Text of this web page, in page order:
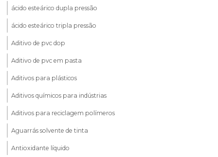
ácido esteárico dupla pressão
ácido esteárico tripla pressão
Aditivo de pvc dop
Aditivo de pvc em pasta
Aditivos para plásticos
Aditivos químicos para indústrias
Aditivos para reciclagem polímeros
Aguarrás solvente de tinta
Antioxidante líquido